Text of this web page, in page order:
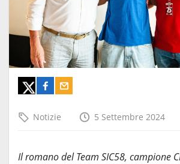
Notizie 5 Settembre 2024
Il romano del Team SIC58, campione